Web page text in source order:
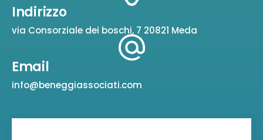
Indirizzo
via Consorziale dei boschi, 7 20821 Meda
Email
info@beneggiassociati.com